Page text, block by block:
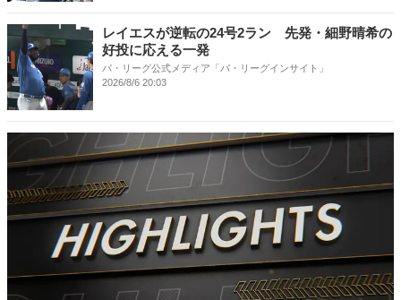
レイエスが逆転の24号2ラン 先発・細野晴希の
好投に応える一発
パ・リーグ公式メディア「パ・リーグインサイト」
2026/8/6 20:03